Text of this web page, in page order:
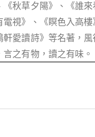
《秋草夕陽》、《誰
電視》、《瞑色入高
軒愛讀詩》等名著，
之有物，讀之有味。